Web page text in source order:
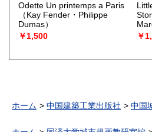
Odette Un printemps a Paris
（Kay Fender・Philippe
Dumas）
￥1,500
￥
ホーム 中国建築工業出版社 中国